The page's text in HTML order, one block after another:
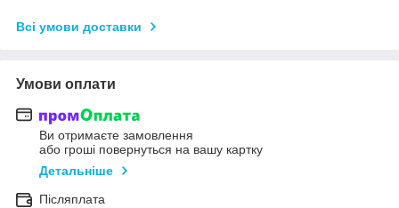
Всі умови доставки
Умови оплати
Ви отримаєте замовлення
або гроші повернуться на вашу картку
Детальніше
Післяплата